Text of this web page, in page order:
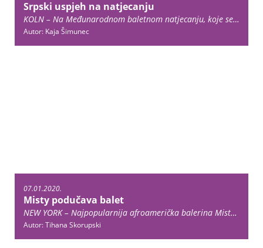
Srpski uspjeh na natjecanju
KOLN – Na Međunarodnom baletnom natjecanju, koje se ovog vikenda održavalo u Kölnu, “Baletska škola Nacionalne fondacije za umetničku igru” iz susjedne nam Srbije osvojila je šest medalja. Srbiju je predstavljalo osam učenika ove škole: riječ je o sedam djevojčica … Continue reading →
Autor: Kaja Šimunec
07.01.2020.
Misty podučava balet
NEW YORK – Najpopularnija afroamerička balerina Misty Copeland, prvakinja prestižnog njujorškog ABT-a, uskoro će održati svoj prvi online Masterclass. Datum još nije poznat, ali uskoro će biti objavljen na stranici www-masterclass.com. Kroz 17 klaseva Misty će nastojati približiti balet plesačima … Continue reading →
Autor: Tihana Skorupski